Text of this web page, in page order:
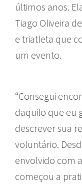
últimos anos.
Tiago Oliveira
e triatleta que
um evento.
“Consegui
daquilo que eu
descrever sua
voluntário.
envolvido com
começou a